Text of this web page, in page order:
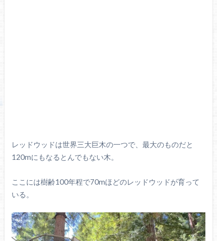
レッドウッドは世界三大巨木の一つで、最大のものだと
120mにもなるとんでもない木。
ここには樹齢100年程で70mほどのレッドウッドが育って
いる。